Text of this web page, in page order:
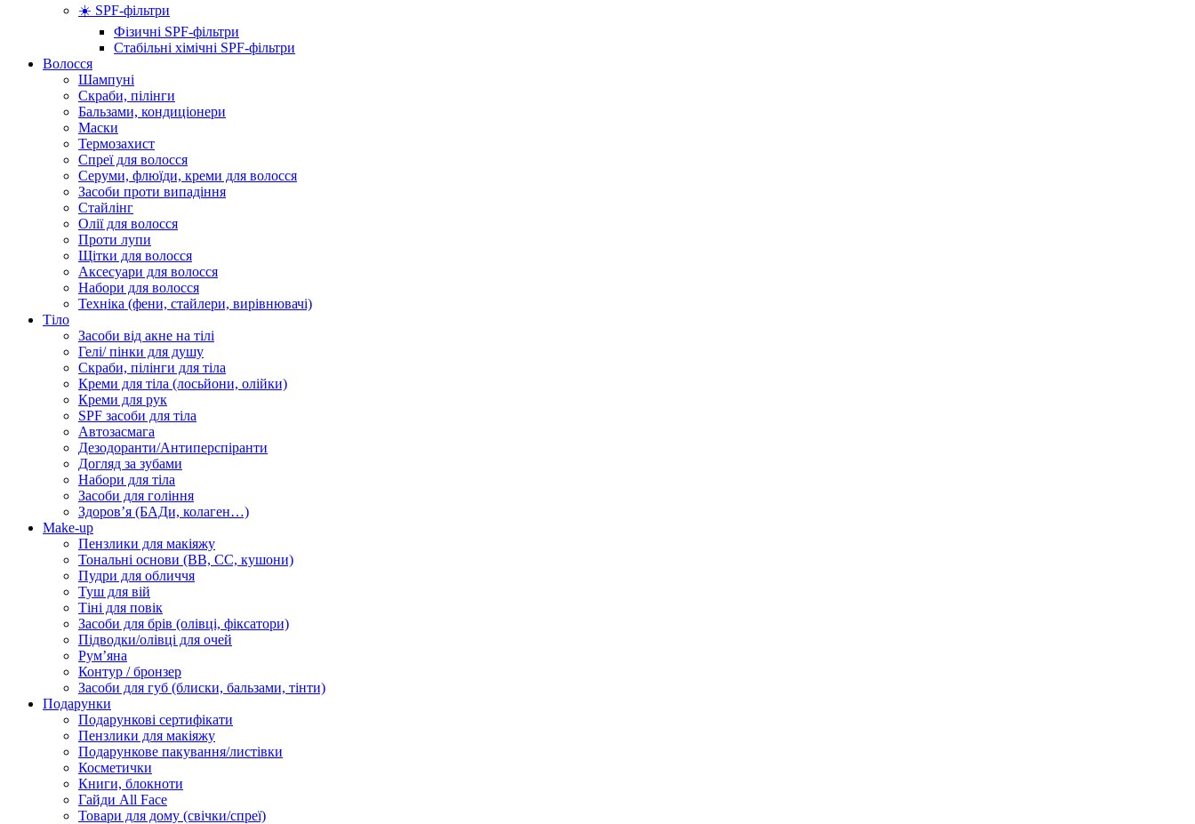
☀️ SPF-фільтри
Фізичні SPF-фільтри
Стабільні хімічні SPF-фільтри
Волосся
Шампуні
Скраби, пілінги
Бальзами, кондиціонери
Маски
Термозахист
Спреї для волосся
Серуми, флюїди, креми для волосся
Засоби проти випадіння
Стайлінг
Олії для волосся
Проти лупи
Щітки для волосся
Аксесуари для волосся
Набори для волосся
Техніка (фени, стайлери, вирівнювачі)
Тіло
Засоби від акне на тілі
Гелі/ пінки для душу
Скраби, пілінги для тіла
Креми для тіла (лосьйони, олійки)
Креми для рук
SPF засоби для тіла
Автозасмага
Дезодоранти/Антиперспіранти
Догляд за зубами
Набори для тіла
Засоби для гоління
Здоровʼя (БАДи, колаген…)
Make-up
Пензлики для макіяжу
Тональні основи (BB, CC, кушони)
Пудри для обличчя
Туш для вій
Тіні для повік
Засоби для брів (олівці, фіксатори)
Підводки/олівці для очей
Румʼяна
Контур / бронзер
Засоби для губ (блиски, бальзами, тінти)
Подарунки
Подарункові сертифікати
Пензлики для макіяжу
Подарункове пакування/листівки
Косметички
Книги, блокноти
Гайди All Face
Товари для дому (свічки/спреї)